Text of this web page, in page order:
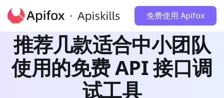
免费使用 Apifox
推荐几款适合中小团队
使用的免费 API 接口调
试工具